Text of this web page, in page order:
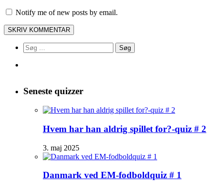
Notify me of new posts by email.
Søg
efter:
Seneste quizzer
Hvem har han aldrig spillet for?-quiz # 2
3. maj 2025
Danmark ved EM-fodboldquiz # 1